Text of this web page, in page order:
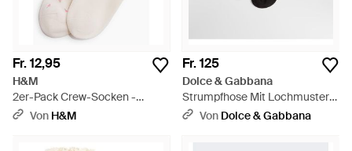
Fr. 12,95
H&M
2er-Pack Crew-Socken -
Mehrfarbig
Von H&M
Fr. 125
Dolce & Gabbana
Strumpfhose Mit Lochmuster
Und Logo - Schwarz
Von Dolce & Gabbana